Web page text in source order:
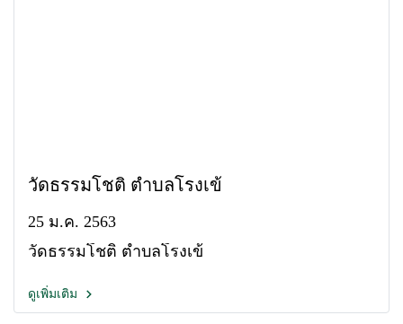
วัดธรรมโชติ ตำบลโรงเข้
25 ม.ค. 2563
วัดธรรมโชติ ตำบลโรงเข้
ดูเพิ่มเติม